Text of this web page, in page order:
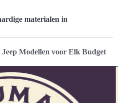
materialen in
Jeep Modellen voor Elk Budget